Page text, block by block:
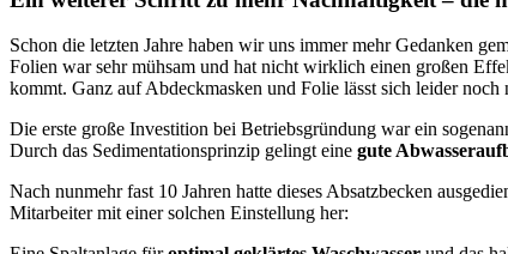
Schon die letzten Jahre haben wir uns immer mehr Gedanken
Folien war sehr mühsam und hat nicht wirklich einen großen
kommt. Ganz auf Abdeckmasken und Folie lässt sich leider
Die erste große Investition bei Betriebsgründung war ein
Durch das Sedimentationsprinzip gelingt eine gute
Nach nunmehr fast 10 Jahren hatte dieses Absatzbecken
Mitarbeiter mit einer solchen Einstellung her: